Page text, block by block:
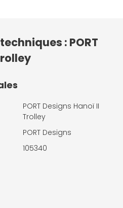
: PORT
PORT Designs Hanoï II
Trolley
PORT Designs
105340